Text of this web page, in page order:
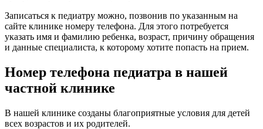
Записаться к педиатру можно, позвонив по указанным на
сайте клинике номеру телефона. Для этого потребуется
указать имя и фамилию ребенка, возраст, причину обращения
и данные специалиста, к которому хотите попасть на прием.
Номер телефона педиатра в нашей
частной клинике
В нашей клинике созданы благоприятные условия для детей
всех возрастов и их родителей.